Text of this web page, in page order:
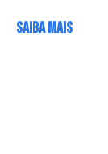
SAIBA MAIS